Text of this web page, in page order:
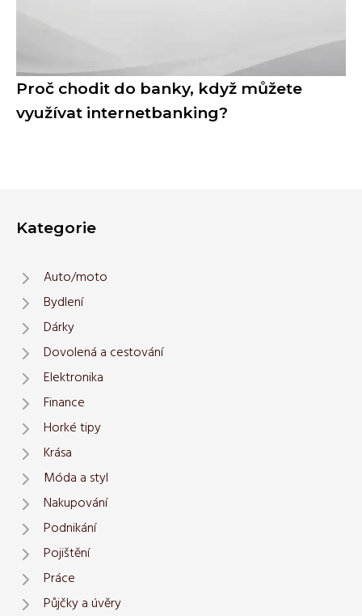
Proč chodit do banky, když můžete
využívat internetbanking?
Kategorie
Auto/moto
Bydlení
Dárky
Dovolená a cestování
Elektronika
Finance
Horké tipy
Krása
Móda a styl
Nakupování
Podnikání
Pojištění
Práce
Půjčky a úvěry